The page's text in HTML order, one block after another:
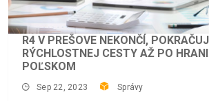
R4 V PREŠOVE NEKONČÍ,
RÝCHLOSTNEJ CESTY AŽ PO
POĽSKOM
Sep 22, 2023 Správy